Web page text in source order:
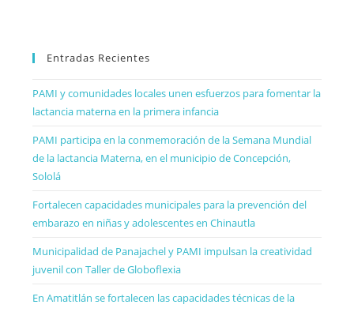
Entradas Recientes
PAMI y comunidades locales unen esfuerzos para fomentar la
lactancia materna en la primera infancia
PAMI participa en la conmemoración de la Semana Mundial
de la lactancia Materna, en el municipio de Concepción,
Sololá
Fortalecen capacidades municipales para la prevención del
embarazo en niñas y adolescentes en Chinautla
Municipalidad de Panajachel y PAMI impulsan la creatividad
juvenil con Taller de Globoflexia
En Amatitlán se fortalecen las capacidades técnicas de la